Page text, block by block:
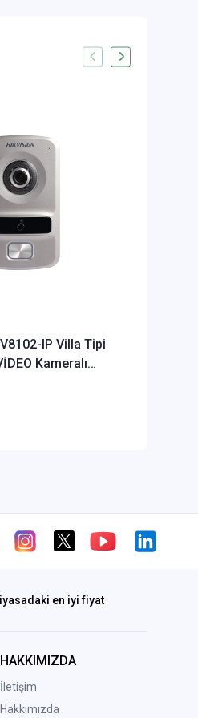
IP Villa Tipi
Kameralı
Kapı Zil Paneli
en iyi fiyat
HAKKIMIZDA
İletişim
Hakkımızda